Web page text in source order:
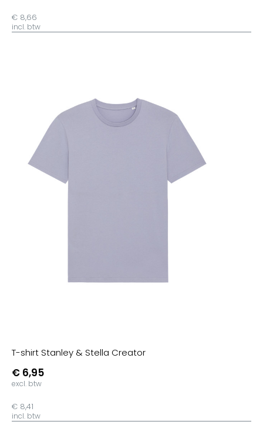
€ 8,66
incl. btw
T-shirt Stanley & Stella Creator
€ 6,95
excl. btw
€ 8,41
incl. btw